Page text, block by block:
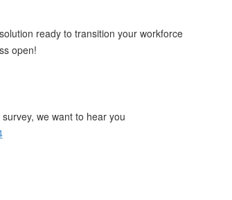
ready to transition your workforce
open!
we want to hear you